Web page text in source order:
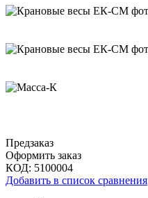
Предзаказ
Оформить заказ
КОД: 5100004
Добавить в список сравнения